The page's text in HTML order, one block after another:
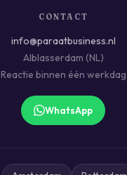
CONTACT
info@paraatbusiness.nl
Alblasserdam (NL)
Reactie binnen één werkdag
WhatsApp